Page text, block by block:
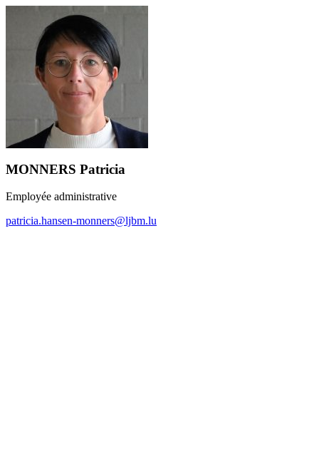
MONNERS Patricia
Employée administrative
patricia.hansen-monners@ljbm.lu